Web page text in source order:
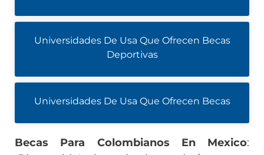
Universidades De Usa Que Ofrecen Becas
Deportivas
Universidades De Usa Que Ofrecen Becas
Becas Para Colombianos En Mexico: